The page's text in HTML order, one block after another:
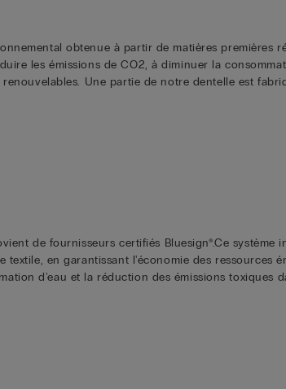
obtenue à partir de matières premières
les émissions de CO2, à diminuer la
Une partie de notre dentelle est
de fournisseurs certifiés Bluesign®.Ce système
textile, en garantissant l'économie des ressources
d'eau et la réduction des émissions toxiques